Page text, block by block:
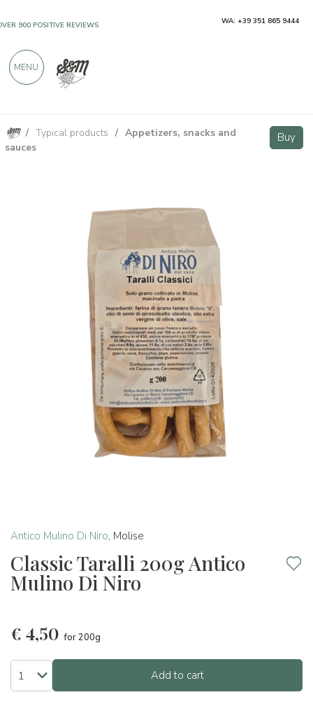
/ Typical products / Appetizers, snacks and
sauces
Buy
Antico Mulino Di Niro, Molise
Classic Taralli 200g Antico
Mulino Di Niro
€ 4,50 for 200g
Add to cart
Classic Taralli 200g Antico Mulino Di Niro Buy
900 POSITIVE REVIEWS WA: +39 351 865 9444
MENU